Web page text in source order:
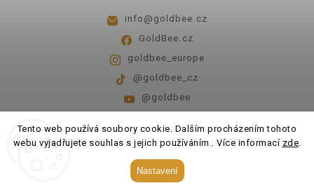
Tento web používá soubory cookie. Dalším procházením tohoto
webu vyjadřujete souhlas s jejich používáním.. Více informací zde.
Nastavení
info@goldbee.cz
GoldBee.cz
goldbee_europe
@goldbee_cz
@goldbee
Pondělí - pátek 8:00-14:00
GoldBee. Všechna práva vyhrazena.
Upravit nastavení cookies